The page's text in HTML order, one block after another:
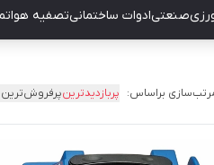
صنعتیادوات ساختمانیتصفیه هوا
براساس: پربازدیدترینپرفروش‌ترین